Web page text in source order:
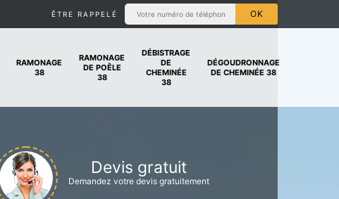
ÊTRE RAPPELÉ
RAMONAGE
38
RAMONAGE
DE POÊLE
38
DÉBISTRAGE
DE
CHEMINÉE
38
DÉGOUDRONNAGE
DE CHEMINÉE 38
Devis gratuit
Demandez votre devis gratuitement